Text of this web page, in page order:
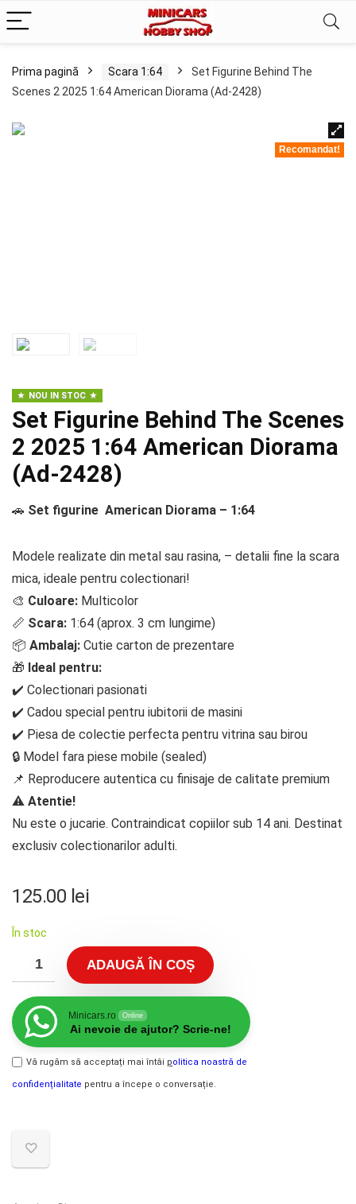
Prima pagină Scara 1:64
Set Figurine Behind The
Scenes 2 2025 1:64 American Diorama (Ad-2428)
Recomandat!
NOU IN STOC
Set Figurine Behind The Scenes
2 2025 1:64 American Diorama
(Ad-2428)
🚗 Set figurine American Diorama – 1:64
Modele realizate din metal sau rasina, – detalii fine la scara
mica, ideale pentru colectionari!
🎨 Culoare: Multicolor
📏 Scara: 1:64 (aprox. 3 cm lungime)
📦 Ambalaj: Cutie carton de prezentare
🎁 Ideal pentru:
✔️ Colectionari pasionati
✔️ Cadou special pentru iubitorii de masini
✔️ Piesa de colectie perfecta pentru vitrina sau birou
🔒 Model fara piese mobile (sealed)
📌 Reproducere autentica cu finisaje de calitate premium
⚠️ Atentie!
Nu este o jucarie. Contraindicat copiilor sub 14 ani. Destinat
exclusiv colectionarilor adulti.
125.00 lei
În stoc
ADAUGĂ ÎN COȘ
Minicars.ro Online
Ai nevoie de ajutor? Scrie-ne!
Vă rugăm să acceptați mai întâi politica noastră de
confidențialitate pentru a începe o conversație.